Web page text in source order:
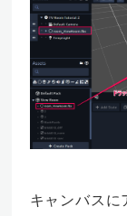
キャンバス